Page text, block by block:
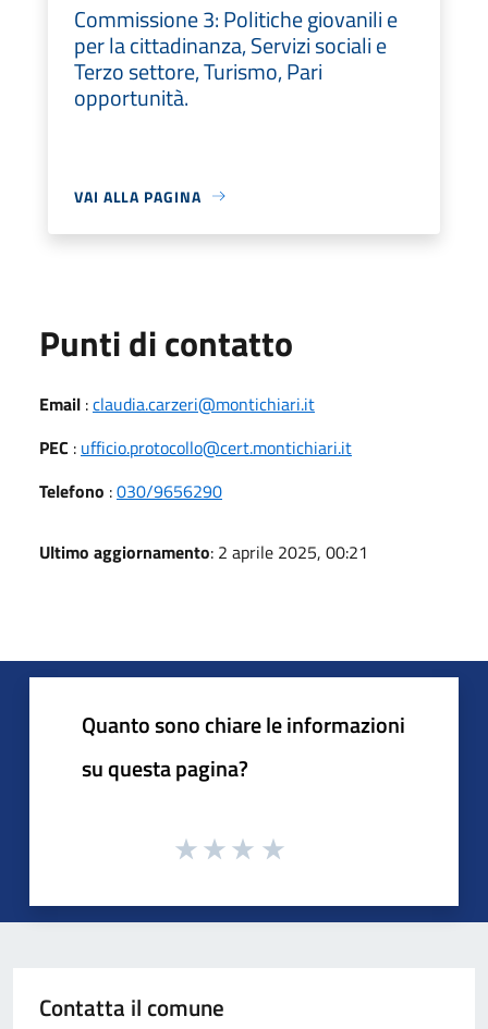
Commissione 3: Politiche giovanili e
per la cittadinanza, Servizi sociali e
Terzo settore, Turismo, Pari
opportunità.
VAI ALLA PAGINA
Punti di contatto
Email :claudia.carzeri@montichiari.it
PEC : ufficio.protocollo@cert.montichiari.it
Telefono :030/9656290
Ultimo aggiornamento: 2 aprile 2025, 00:21
Quanto sono chiare le informazioni
su questa pagina?
Contatta il comune